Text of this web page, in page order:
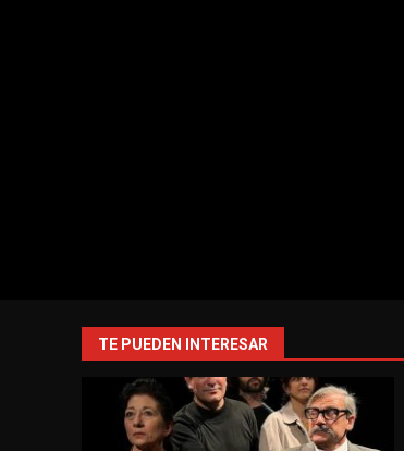
TE PUEDEN INTERESAR